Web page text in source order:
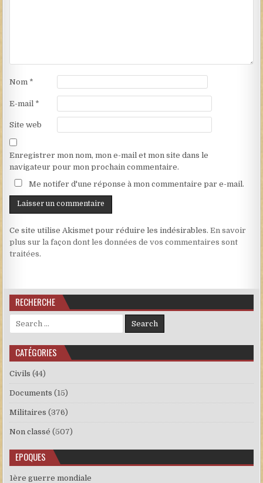
Nom *
E-mail *
Site web
Enregistrer mon nom, mon e-mail et mon site dans le
navigateur pour mon prochain commentaire.
Me notifer d'une réponse à mon commentaire par e-mail.
Ce site utilise Akismet pour réduire les indésirables.En savoir
plus sur la façon dont les données de vos commentaires sont
traitées.
RECHERCHE
Search for:
CATÉGORIES
Civils (44)
Documents (15)
Militaires (376)
Non classé (507)
EPOQUES
1ère guerre mondiale